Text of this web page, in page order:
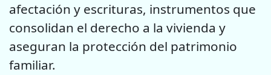
afectación y escrituras, instrumentos que
consolidan el derecho a la vivienda y
aseguran la protección del patrimonio
familiar.